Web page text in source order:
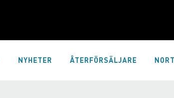
NYHETER ÅTERFÖRSÄLJARE